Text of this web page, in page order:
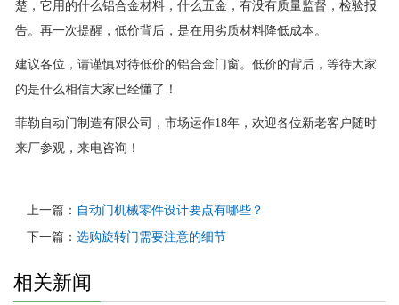
楚，它用的什么铝合金材料，什么五金，有没有质量监督，检验报
告。再一次提醒，低价背后，是在用劣质材料降低成本。
建议各位，请谨慎对待低价的铝合金门窗。低价的背后，等待大家
的是什么相信大家已经懂了！
菲勒自动门制造有限公司，市场运作18年，欢迎各位新老客户随时
来厂参观，来电咨询！
上一篇： 自动门机械零件设计要点有哪些？
下一篇： 选购旋转门需要注意的细节
相关新闻